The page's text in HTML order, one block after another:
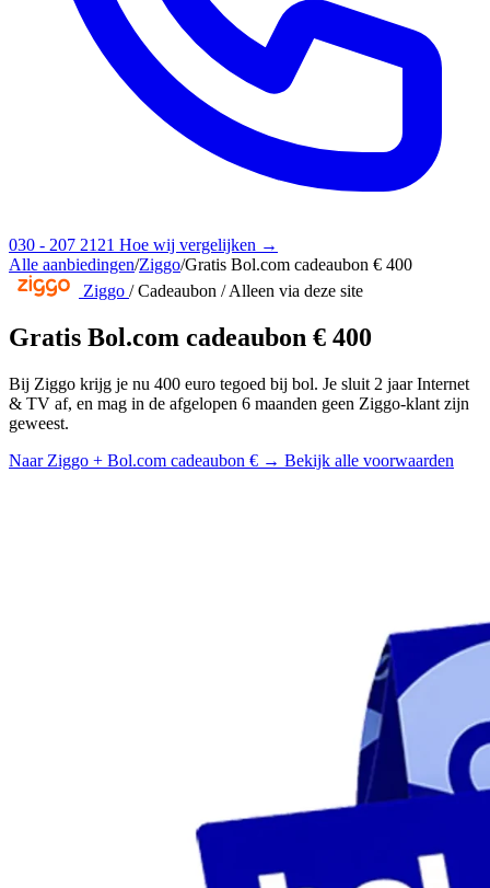
030 - 207 2121 Hoe wij vergelijken →
Alle aanbiedingen/Ziggo/Gratis Bol.com cadeaubon € 400
Ziggo / Cadeaubon / Alleen via deze site
Gratis Bol.com cadeaubon € 400
Bij Ziggo krijg je nu 400 euro tegoed bij bol. Je sluit 2 jaar Internet
& TV af, en mag in de afgelopen 6 maanden geen Ziggo-klant zijn
geweest.
Naar Ziggo + Bol.com cadeaubon € → Bekijk alle voorwaarden